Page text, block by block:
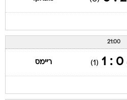
21:00
0 : 1
(1) ריימס